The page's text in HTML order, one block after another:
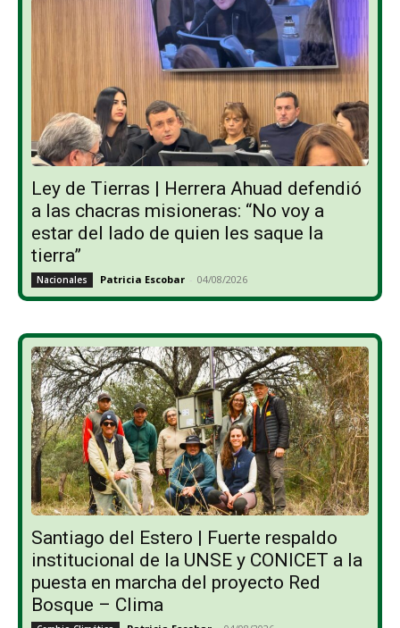
Ley de Tierras | Herrera Ahuad defendió
a las chacras misioneras: “No voy a
estar del lado de quien les saque la
tierra”
Nacionales Patricia Escobar - 04/08/2026
Santiago del Estero | Fuerte respaldo
institucional de la UNSE y CONICET a la
puesta en marcha del proyecto Red
Bosque – Clima